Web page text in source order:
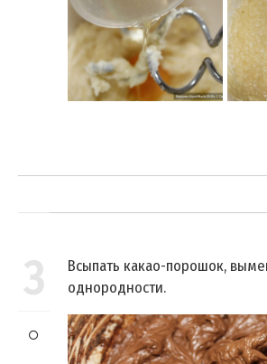
3
Всыпать какао-порошок,
однородности.